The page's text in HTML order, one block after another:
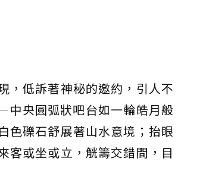
，低訴著神秘的邀約，引人不
央圓弧狀吧台如一輪皓月般
色礫石舒展著山水意境；抬眼
客或坐或立，觥籌交錯間，目